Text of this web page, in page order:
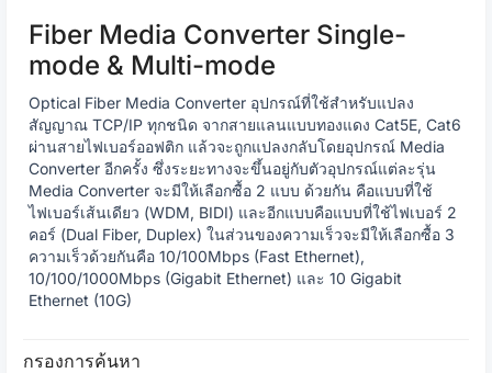
Fiber Media Converter Single-
mode & Multi-mode
Optical Fiber Media Converter อุปกรณ์ที่ใช้สำหรับแปลง
สัญญาณ TCP/IP ทุกชนิด จากสายแลนแบบทองแดง Cat5E, Cat6
ผ่านสายไฟเบอร์ออฟติก แล้วจะถูกแปลงกลับโดยอุปกรณ์ Media
Converter อีกครั้ง ซึ่งระยะทางจะขึ้นอยู่กับตัวอุปกรณ์แต่ละรุ่น
Media Converter จะมีให้เลือกซื้อ 2 แบบ ด้วยกัน คือแบบที่ใช้
ไฟเบอร์เส้นเดียว (WDM, BIDI) และอีกแบบคือแบบที่ใช้ไฟเบอร์ 2
คอร์ (Dual Fiber, Duplex) ในส่วนของความเร็วจะมีให้เลือกซื้อ 3
ความเร็วด้วยกันคือ 10/100Mbps (Fast Ethernet),
10/100/1000Mbps (Gigabit Ethernet) และ 10 Gigabit
Ethernet (10G)
กรองการค้นหา